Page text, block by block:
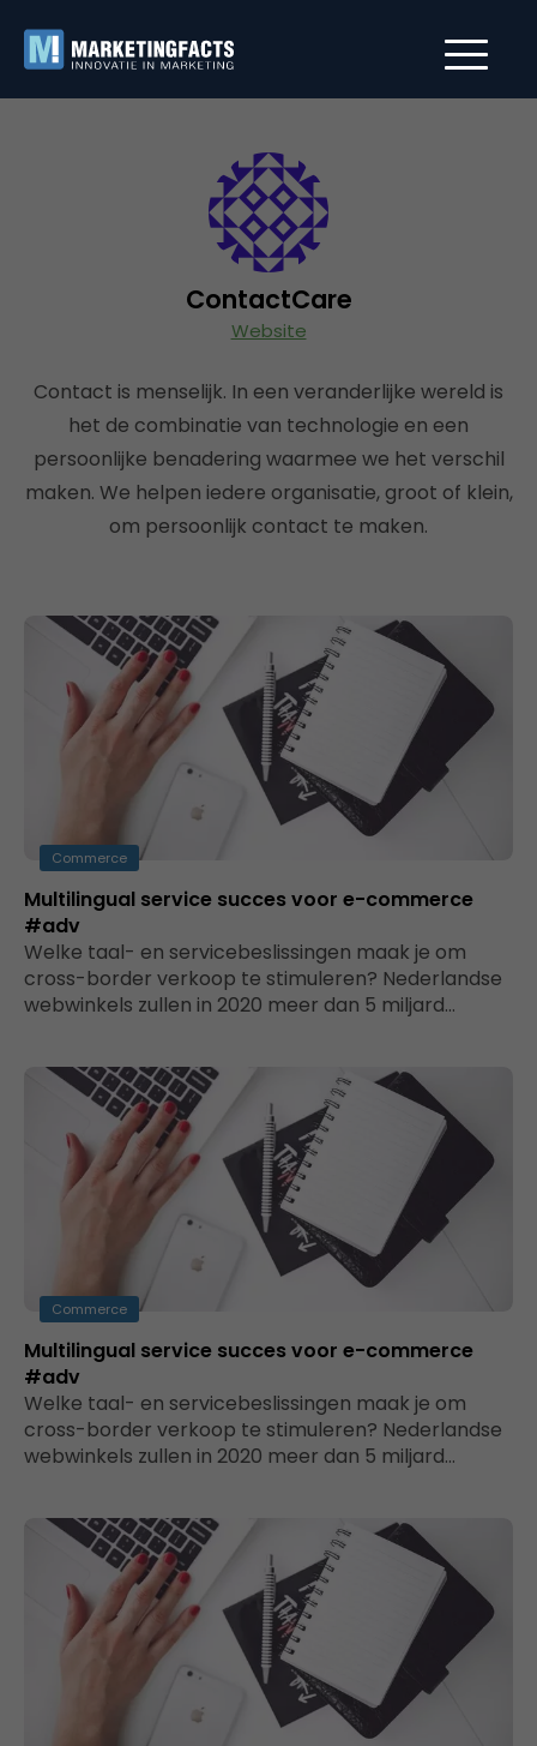
ContactCare
Website
Contact is menselijk. In een veranderlijke wereld is
het de combinatie van technologie en een
persoonlijke benadering waarmee we het verschil
maken. We helpen iedere organisatie, groot of klein,
om persoonlijk contact te maken.
Commerce
Multilingual service succes voor e-commerce
#adv
Welke taal- en servicebeslissingen maak je om
cross-border verkoop te stimuleren? Nederlandse
webwinkels zullen in 2020 meer dan 5 miljard…
Commerce
Multilingual service succes voor e-commerce
#adv
Welke taal- en servicebeslissingen maak je om
cross-border verkoop te stimuleren? Nederlandse
webwinkels zullen in 2020 meer dan 5 miljard…